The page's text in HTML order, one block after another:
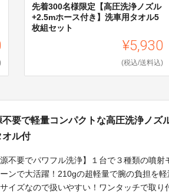
先着300名様限定【高圧洗浄ノズル
+2.5mホース付き】洗車用タオル5
枚組セット
¥5,930
(税込/送料込)
不要で軽量コンパクトな高圧洗浄ノズ
オル付
源不要でパワフル洗浄】１台で３種類の噴
ンで大活躍！210gの超軽量で腕の負担を
イズなので扱いやすい！ワンタッチで取